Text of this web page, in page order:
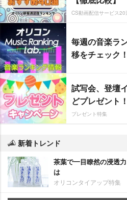
CS動画配信サービス20
毎週の音楽ラ
移をチェック！
試写会、登壇
どプレゼント！
プレゼント特集
新着トレンド
茶葉で一目瞭然の浸透
は
オリコンタイアップ特集